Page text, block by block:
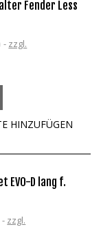
Fender Less
zzgl.
HINZUFÜGEN
EVO-D lang f.
zzgl.